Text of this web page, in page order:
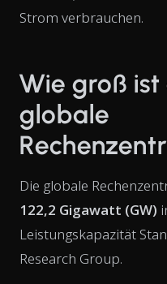
Strom verbrauchen.
Wie groß
globale
Die globale
122,2 Gigawatt (GW)
Leistungskapazität
Research Group.